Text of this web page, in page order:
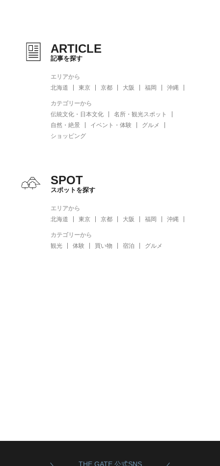
ARTICLE
記事を探す
エリアから
北海道
東京 京都 大阪 福岡 沖縄
カテゴリーから
伝統文化・日本文化
名所・観光スポット
自然・絶景
イベント・体験
グルメ
ショッピング
SPOT
スポットを探す
エリアから
北海道
東京 京都 大阪 福岡 沖縄
カテゴリーから
観光
体験 買い物 宿泊 グルメ
THE GATE 公式SNS